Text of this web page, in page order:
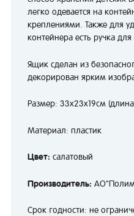
легко одевается на
креплениями. Также для
контейнера есть ручка
Ящик сделан из
декорирован ярким
Размер: 33х23х19см
Материал: пластик
Цвет: салатовый
Производитель:
Срок годности: не